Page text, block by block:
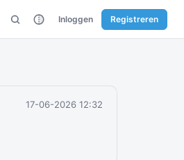
Inloggen Registreren
17-06-2026 12:32